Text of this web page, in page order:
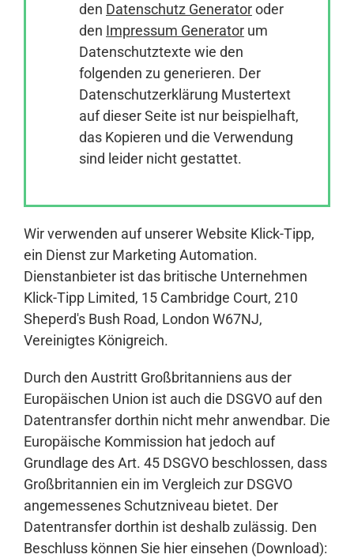
Anmelden
den Datenschutz Generatoroder
den Impressum Generator um
Datenschutztexte wie den
folgenden zu generieren. Der
Datenschutzerklärung Mustertext
auf dieser Seite ist nur beispielhaft,
das Kopieren und die Verwendung
sind leider nicht gestattet.
Wir verwenden auf unserer Website Klick-Tipp,
ein Dienst zur Marketing Automation.
Dienstanbieter ist das britische Unternehmen
Klick-Tipp Limited, 15 Cambridge Court, 210
Sheperd's Bush Road, London W67NJ,
Vereinigtes Königreich.
Durch den Austritt Großbritanniens aus der
Europäischen Union ist auch die DSGVO auf den
Datentransfer dorthin nicht mehr anwendbar. Die
Europäische Kommission hat jedoch auf
Grundlage des Art. 45 DSGVO beschlossen, dass
Großbritannien ein im Vergleich zur DSGVO
angemessenes Schutzniveau bietet. Der
Datentransfer dorthin ist deshalb zulässig. Den
Beschluss können Sie hier einsehen (Download):